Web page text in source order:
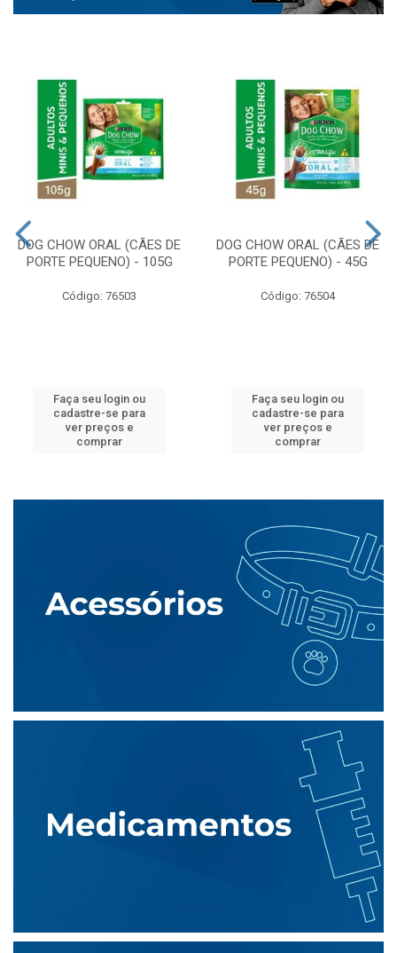
DOG CHOW ORAL (CÃES DE
PORTE PEQUENO) - 105G
Código: 76503
Faça seu login ou
cadastre-se para
ver preços e
comprar
DOG CHOW ORAL (CÃES DE
PORTE PEQUENO) - 45G
Código: 76504
Faça seu login ou
cadastre-se para
ver preços e
comprar